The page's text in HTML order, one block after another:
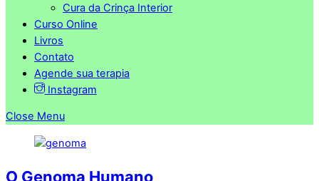
Cura da Crinça Interior
Curso Online
Livros
Contato
Agende sua terapia
Instagram
Close Menu
O Genoma Humano